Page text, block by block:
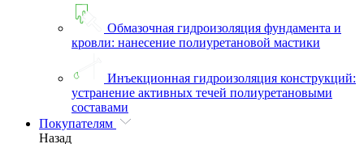
Обмазочная гидроизоляция фундамента и
кровли: нанесение полиуретановой мастики
Инъекционная гидроизоляция конструкций:
устранение активных течей полиуретановыми
составами
Покупателям
Назад